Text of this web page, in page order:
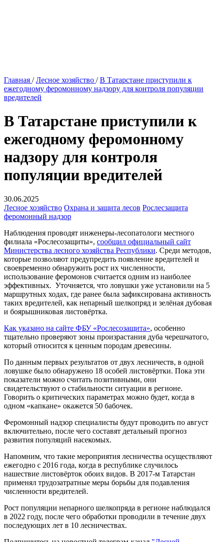
Главная / Лесное хозяйство / В Татарстане приступили к
ежегодному феромонному надзору для контроля популяции
вредителей
В Татарстане приступили к
ежегодному феромонному
надзору для контроля
популяции вредителей
30.06.2025
Лесное хозяйство Охрана и защита лесов Рослесзащита
феромонный надзор
Наблюдения проводят инженеры-лесопатологи местного
филиала «Рослесозащиты», сообщил официальный сайт
Министерства лесного хозяйства Республики. Среди методов,
которые позволяют предупредить появление вредителей и
своевременно обнаружить рост их численности,
использование феромонов считается одним из наиболее
эффективных. Уточняется, что ловушки уже установили на 5
маршрутных ходах, где ранее была зафиксирована активность
таких вредителей, как непарный шелкопряд и зелёная дубовая
и боярышниковая листовёртка.
Как указано на сайте ФБУ «Рослесозащита», особенно
тщательно проверяют зоны произрастания дуба черешчатого,
который относится к ценным породам древесины.
По данным первых результатов от двух лесничеств, в одной
ловушке было обнаружено 18 особей листовёртки. Пока эти
показатели можно считать позитивными, они
свидетельствуют о стабильности ситуации в регионе.
Говорить о критических параметрах можно будет, когда в
одном «капкане» окажется 50 бабочек.
Феромонный надзор специалисты будут проводить по август
включительно, после чего составят детальный прогноз
развития популяций насекомых.
Напомним, что такие мероприятия лесничества осуществляют
ежегодно с 2016 года, когда в республике случилось
нашествие листовёрток обоих видов. В 2017-м Татарстан
применял трудозатратные меры борьбы для подавления
численности вредителей.
Рост популяции непарного шелкопряда в регионе наблюдался
в 2022 году, после чего обработки проводили в течение двух
последующих лет в 10 лесничествах.